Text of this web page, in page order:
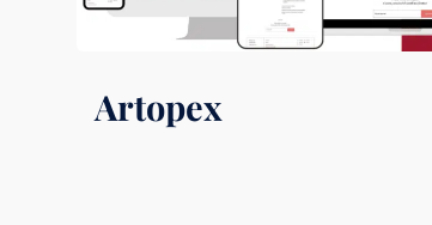
Artopex